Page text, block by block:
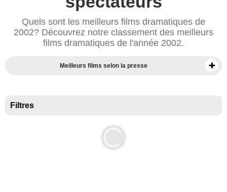
Quels sont les meilleurs films dramatiques de
2002? Découvrez notre classement des meilleurs
films dramatiques de l'année 2002.
Meilleurs films selon la presse
Filtres